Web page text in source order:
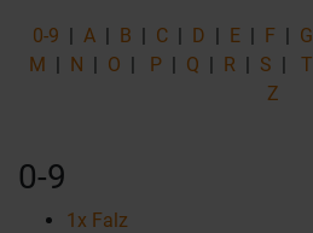
0-9 | A| B | C| D | E| F| G
M | N | O | P| Q | R | S | T
Z
0-9
1x Falz